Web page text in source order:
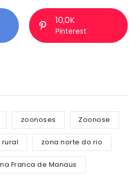
10,0K
Pinterest
zoonoses Zoonose
rural zona norte do rio
Franca de Manaus